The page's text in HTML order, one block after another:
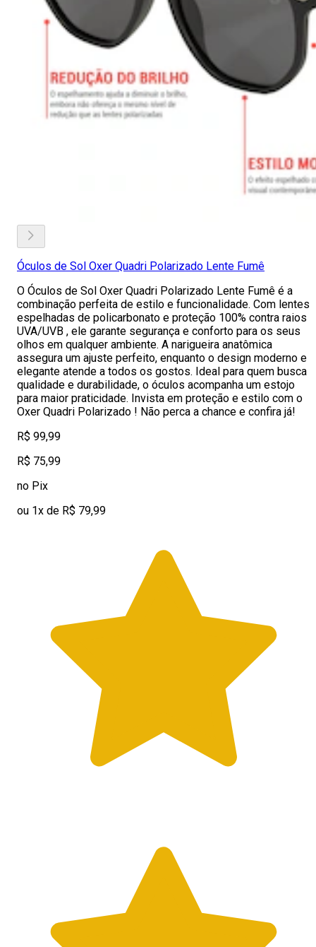
Óculos de Sol Oxer Quadri Polarizado Lente Fumê
O Óculos de Sol Oxer Quadri Polarizado Lente Fumê é a
combinação perfeita de estilo e funcionalidade. Com lentes
espelhadas de policarbonato e proteção 100% contra raios
UVA/UVB , ele garante segurança e conforto para os seus
olhos em qualquer ambiente. A narigueira anatômica
assegura um ajuste perfeito, enquanto o design moderno e
elegante atende a todos os gostos. Ideal para quem busca
qualidade e durabilidade, o óculos acompanha um estojo
para maior praticidade. Invista em proteção e estilo com o
Oxer Quadri Polarizado ! Não perca a chance e confira já!
R$ 99,99
R$ 75,99
no Pix
ou 1x de R$ 79,99